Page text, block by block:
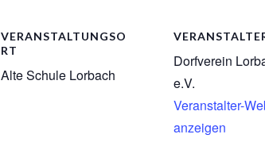
VERANSTALTUNGSO
RT
Alte Schule Lorbach
Dorfverein
e.V.
Veranstalter-
anzeigen